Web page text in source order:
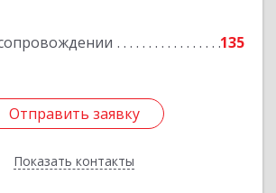
135
Отправить заявку
Показать контакты
Отправить заявку
Назад